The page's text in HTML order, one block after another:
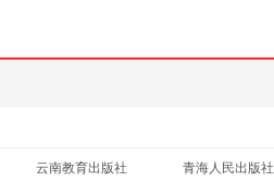
云南教育出版社 青海人民出版社